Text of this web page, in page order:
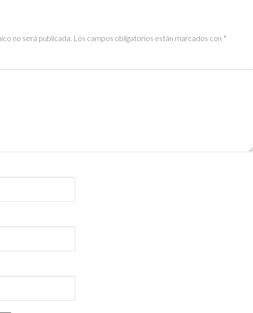
no será publicada. Los campos obligatorios están marcados con *